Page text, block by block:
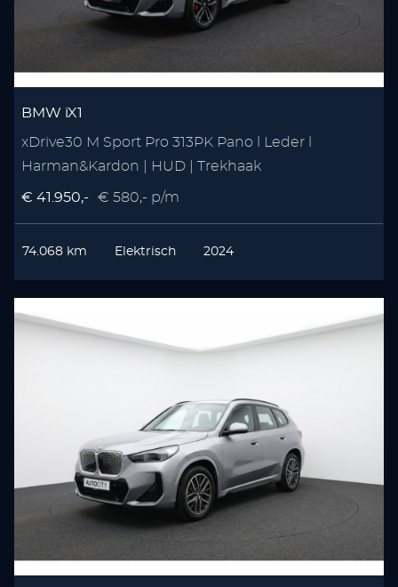
BMW iX1
xDrive30 M Sport Pro 313PK Pano l Leder l
Harman&Kardon | HUD | Trekhaak
€ 41.950,- € 580,- p/m
74.068 km Elektrisch 2024